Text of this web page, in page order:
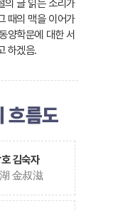
의 글 읽는 소리가
때의 맥을 이어가
양학문에 대한 서
하겠음.
흐름도
김숙자
金叔滋